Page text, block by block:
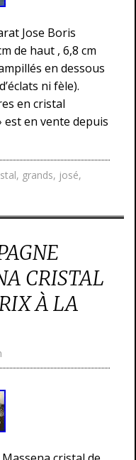
Jose Boris
de haut , 6,8 cm
en dessous
ni fèle).
en cristal
est en vente depuis
, grands, josé,
CRISTAL
À LA